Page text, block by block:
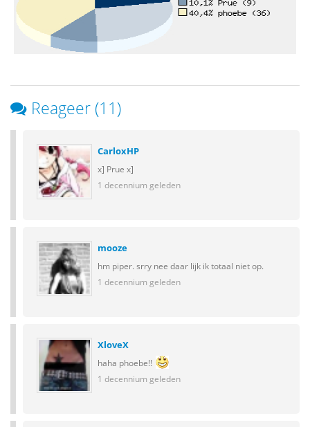
Reageer (11)
CarloxHP
x] Prue x]
1 decennium geleden
mooze
hm piper. srry nee daar lijk ik totaal niet op.
1 decennium geleden
XloveX
haha phoebe!!
1 decennium geleden